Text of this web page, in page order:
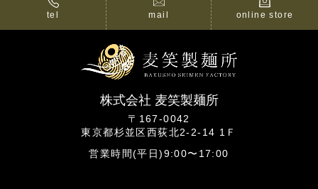
tel mail online store
株式会社 麦笑製麺所
〒167-0042
東京都杉並区西荻北2-2-14 1Ｆ
営業時間(平日)9:00〜17:00